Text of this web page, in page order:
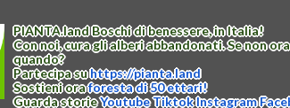
PIANTA.landBoschi di benessere, in Italia!
Con noi, cura gli alberi abbandonati. Se non ora
quando?
Partecipa suhttps://pianta.land
Sostieni oraforesta di 50 ettari!
Guarda storieYoutubeTiktokInstagram